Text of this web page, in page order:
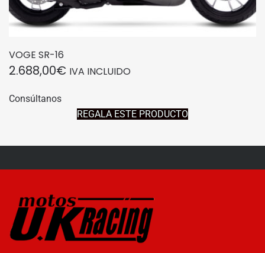
VOGE SR-16
2.688,00€ IVA INCLUIDO
Consúltanos
REGALA ESTE PRODUCTO